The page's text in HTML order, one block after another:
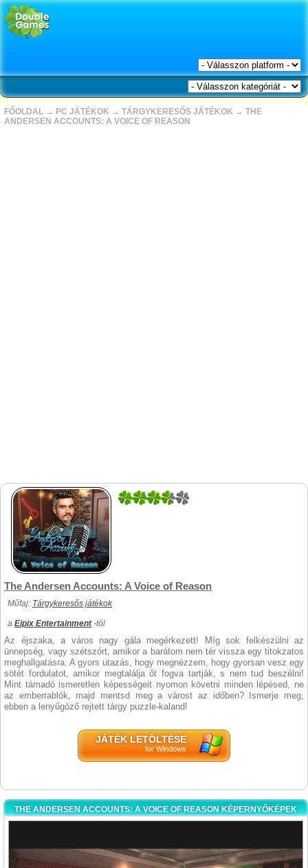
FŐOLDAL → PC JÁTÉKOK → TÁRGYKERESŐS JÁTÉKOK → THE
ANDERSEN ACCOUNTS: A VOICE OF REASON
5
The Andersen Accounts: A Voice of Reason
Műfaj: Tárgykeresős játékok
a Eipix Entertainment-tól
Az éjszaka, a város nagy gála megérkezett! Míg sok felkészülni az
ünnepség, vagy szétszórt, amikor a barátom nem tér vissza egy titokzatos
meghallgatásra. A gyors utazás, hogy megnézzem, hogy gyorsan vesz egy
sötét fordulatot, amikor megtalálja őt fogva tartják, s nem tud beszélni!
Mint támadó ismeretlen képességeit nyomon követni minden lépésed, ne
az emberrablók, majd mentsd meg a várost az időben? Ismerje meg,
ebben a lenyűgöző rejtett tárgy puzzle-kaland!
JÁTÉK LETÖLTÉSE
for Windows
THE ANDERSEN ACCOUNTS: A VOICE OF REASON KÉPERNYŐKÉPEK